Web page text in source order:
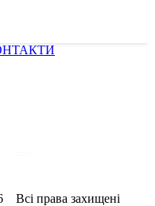
права захищені